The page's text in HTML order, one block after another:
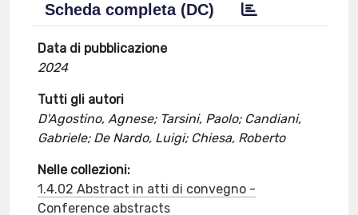
Scheda completa (DC)
Data di pubblicazione
2024
Tutti gli autori
D'Agostino, Agnese; Tarsini, Paolo; Candiani,
Gabriele; De Nardo, Luigi; Chiesa, Roberto
Nelle collezioni:
1.4.02 Abstract in atti di convegno -
Conference abstracts